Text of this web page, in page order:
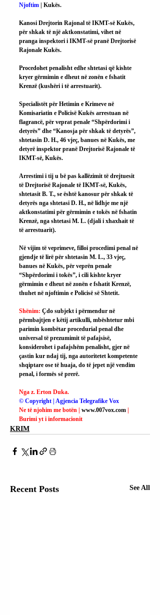
Njoftim | Kukës.
Kanosi Drejtorin Rajonal të IKMT-së Kukës,
për shkak të një aktkonstatimi, vihet në
pranga inspektori i IKMT-së pranë Drejtorisë
Rajonale Kukës.
Procedohet penalisht edhe shtetasi që kishte
kryer gërmimin e dheut në zonën e fshatit
Krenzë (kushëri i të arrestuarit).
Specialistët për Hetimin e Krimeve në
Komisariatin e Policisë Kukës arrestuan në
flagrancë, për veprat penale “Shpërdorimi i
detyrës” dhe “Kanosja për shkak të detyrës”,
shtetasin D. H., 46 vjeç, banues në Kukës, me
detyrë inspektor pranë Drejtorisë Rajonale të
IKMT-së, Kukës.
Arrestimi i tij u bë pas kallëzimit të drejtuesit
të Drejtorisë Rajonale të IKMT-së, Kukës,
shtetasit B. T., se është kanosur për shkak të
detyrës nga shtetasi D. H., në lidhje me një
aktkonstatimi për gërmimin e tokës në fshatin
Krenzë, nga shtetasi M. L. (djali i xhaxhait të
të arrestuarit).
Në vijim të veprimeve, filloi procedimi penal në
gjendje të lirë për shtetasin M. L., 33 vjeç,
banues në Kukës, për veprën penale
“Shpërdorimi i tokës”, i cili kishte kryer
gërmimin e dheut në zonën e fshatit Krenzë,
thuhet në njoftimin e Policisë së Shtetit.
Shënim: Çdo subjekt i përmendur në
përmbajtjen e këtij artikulli, mbështetur mbi
parimin kombëtar procedurial penal dhe
universal të prezumimit të pafajsisë,
konsiderohet i pafajshëm penalisht, gjer në
çastin kur ndaj tij, nga autoritetet kompetente
shqiptare ose të huaja, do të jepet një vendim
penal, i formës së prerë.
Nga z. Erton Duka.
© Copyright | Agjencia Telegrafike Vox
Ne të njohim me botën | www.007vox.com
Burimi yt i informacionit
KRIM
Recent Posts See All